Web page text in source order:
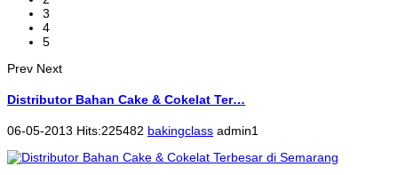
3
4
5
Prev Next
Distributor Bahan Cake & Cokelat Ter…
06-05-2013 Hits:225482 bakingclass admin1